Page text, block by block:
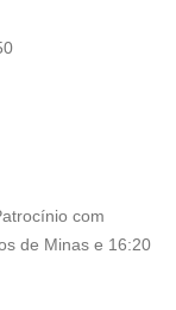
com
de Minas e 16:20